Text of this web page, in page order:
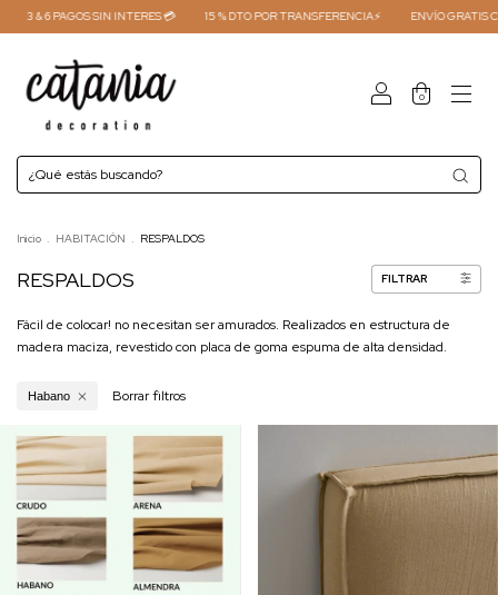
3 & 6 PAGOS SIN INTERES 💳 15 % DTO POR TRANSFERENCIA⚡ ENVÍO GRATIS
0
Inicio . HABITACIÓN . RESPALDOS
RESPALDOS FILTRAR
Fácil de colocar! no necesitan ser amurados. Realizados en estructura de
madera maciza, revestido con placa de goma espuma de alta densidad.
Habano Borrar filtros